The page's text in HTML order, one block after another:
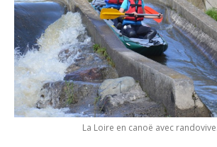
La Loire en canoë avec